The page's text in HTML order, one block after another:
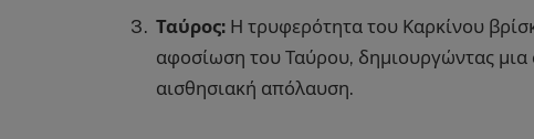
Ταύρος: Η τρυφερότητα του Καρκίνου
αφοσίωση του Ταύρου, δημιουργώντας μια
αισθησιακή απόλαυση.